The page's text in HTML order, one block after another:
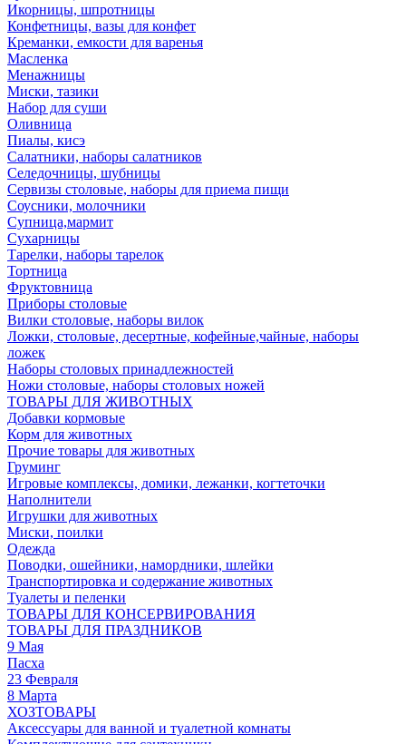
Икорницы, шпротницы
Конфетницы, вазы для конфет
Креманки, емкости для варенья
Масленка
Менажницы
Миски, тазики
Набор для суши
Оливница
Пиалы, кисэ
Салатники, наборы салатников
Селедочницы, шубницы
Сервизы столовые, наборы для приема пищи
Соусники, молочники
Супница,мармит
Сухарницы
Тарелки, наборы тарелок
Тортница
Фруктовница
Приборы столовые
Вилки столовые, наборы вилок
Ложки, столовые, десертные, кофейные,чайные, наборы
ложек
Наборы столовых принадлежностей
Ножи столовые, наборы столовых ножей
ТОВАРЫ ДЛЯ ЖИВОТНЫХ
Добавки кормовые
Корм для животных
Прочие товары для животных
Груминг
Игровые комплексы, домики, лежанки, когтеточки
Наполнители
Игрушки для животных
Миски, поилки
Одежда
Поводки, ошейники, намордники, шлейки
Транспортировка и содержание животных
Туалеты и пеленки
ТОВАРЫ ДЛЯ КОНСЕРВИРОВАНИЯ
ТОВАРЫ ДЛЯ ПРАЗДНИКОВ
9 Мая
Пасха
23 Февраля
8 Марта
ХОЗТОВАРЫ
Аксессуары для ванной и туалетной комнаты